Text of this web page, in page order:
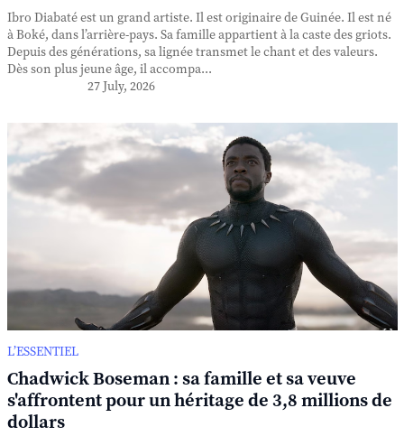
Ibro Diabaté est un grand artiste. Il est originaire de Guinée. Il est né
à Boké, dans l’arrière-pays. Sa famille appartient à la caste des griots.
Depuis des générations, sa lignée transmet le chant et des valeurs.
Dès son plus jeune âge, il accompa...
27 July, 2026
L’ESSENTIEL
Chadwick Boseman : sa famille et sa veuve
s'affrontent pour un héritage de 3,8 millions de
dollars